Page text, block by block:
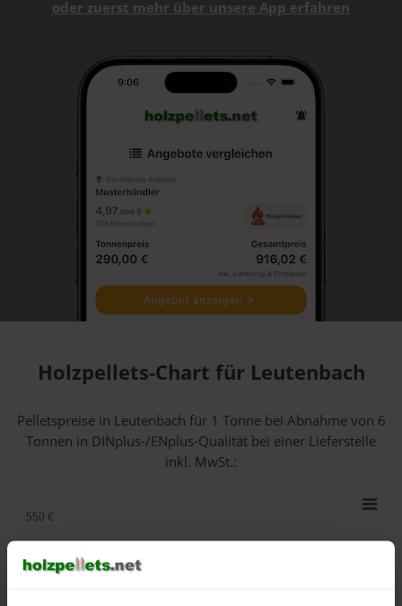
oder zuerst mehr über unsere App erfahren
Holzpellets-Chart für Leutenbach
Pelletspreise in Leutenbach für 1 Tonne bei Abnahmevon 6
Tonnen in DINplus-/ENplus-Qualität bei einer Lieferstelle
inkl. MwSt.:
500 €
550 €